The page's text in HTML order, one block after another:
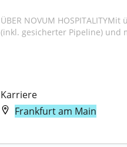
ÜBER NOVUM
(inkl. gesicherter Pipeline) und
Karriere
Frankfurt am Main